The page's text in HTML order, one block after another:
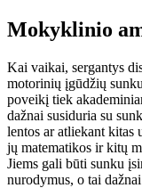
Mokyklinio
Kai vaikai, sergantys
motorinių įgūdžių
poveikį tiek
dažnai susiduria su
lentos ar atliekant kitas
jų matematikos ir kitų
Jiems gali būti sunku
nurodymus, o tai